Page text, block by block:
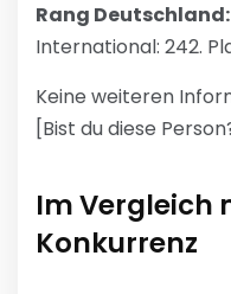
Rang
International: 242.
Keine weiteren
[Bist du diese
Im Vergleich
Konkurrenz